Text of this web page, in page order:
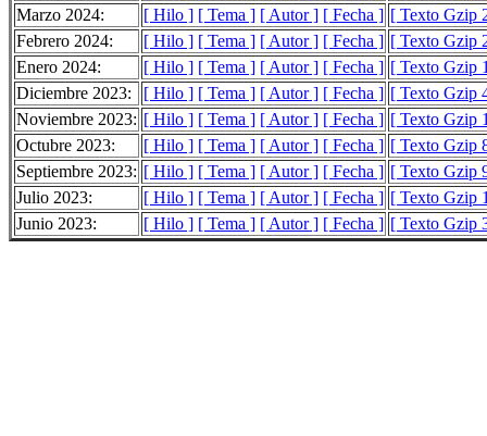
Marzo 2024:
[ Hilo ] [ Tema ] [ Autor ] [ Fecha ] [ Texto Gzip
Febrero 2024:
[ Hilo ] [ Tema ] [ Autor ] [ Fecha ] [ Texto Gzip
Enero 2024:
[ Hilo ] [ Tema ] [ Autor ] [ Fecha ] [ Texto Gzip
Diciembre 2023:
[ Hilo ] [ Tema ] [ Autor ] [ Fecha ] [ Texto Gzip
Noviembre 2023: [ Hilo ] [ Tema ] [ Autor ] [ Fecha ] [ Texto Gzip
Octubre 2023:
[ Hilo ] [ Tema ] [ Autor ] [ Fecha ] [ Texto Gzip
Septiembre 2023: [ Hilo ] [ Tema ] [ Autor ] [ Fecha ] [ Texto Gzip
Julio 2023:
[ Hilo ] [ Tema ] [ Autor ] [ Fecha ] [ Texto Gzip
Junio 2023:
[ Hilo ] [ Tema ] [ Autor ] [ Fecha ] [ Texto Gzip